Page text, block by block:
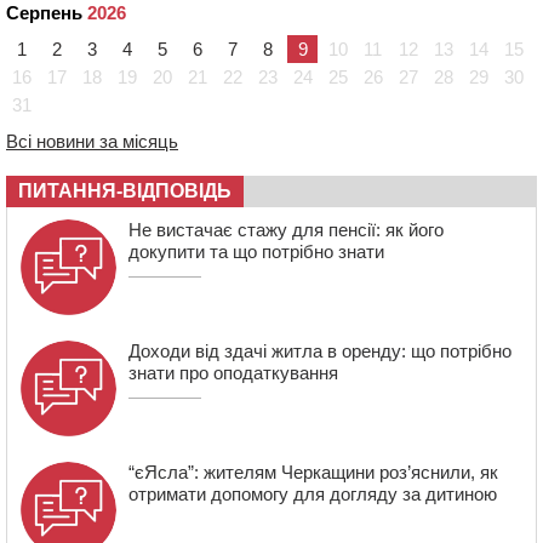
На честь загиблого захисника і чемпіона світу в
Черкасах відкрили спортивно-реабілітаційний центр
15:05
На Звенигородщині, попри заборону міськради,
14:31 У Каневі аномальна спека призвела до перебоїв у
14:02 На Черкащині намолотили перший мільйон тонн
зерна нового врожаю
13:40
На Кам’янщині сталася масштабна пожежа
сміттєзвалища
Серпень 2026
1
2 3 4 5 6 7 8 9 10 11 12 13 14
15
16
17 18 19 20 21 22 23 24 25 26 27 28 29
30
31
Всі новини за місяць
ПИТАННЯ-ВІДПОВІДЬ
Не вистачає стажу для пенсії: як його
докупити та що потрібно знати
Доходи від здачі житла в оренду: що потрібно
знати про оподаткування
“єЯсла”: жителям Черкащини роз’яснили, як
отримати допомогу для догляду за дитиною